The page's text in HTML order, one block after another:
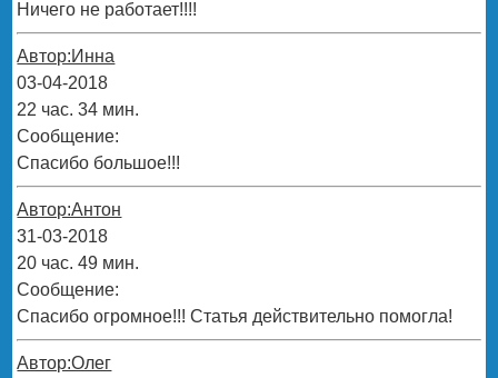
Ничего не работает!!!!
Автор:Инна
03-04-2018
22 час. 34 мин.
Сообщение:
Спасибо большое!!!
Автор:Антон
31-03-2018
20 час. 49 мин.
Сообщение:
Спасибо огромное!!! Статья действительно помогла!
Автор:Олег